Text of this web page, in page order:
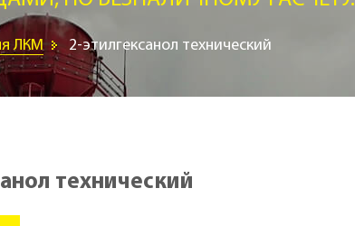
ЛКМ 2-этилгексанол технический
технический